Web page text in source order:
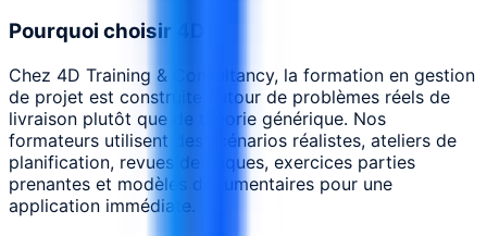
Pourquoi choisir 4D
Chez 4D Training & Consultancy, la formation en gestion
de projet est construite autour de problèmes réels de
livraison plutôt que de théorie générique. Nos
formateurs utilisent des scénarios réalistes, ateliers de
planification, revues de risques, exercices parties
prenantes et modèles documentaires pour une
application immédiate.